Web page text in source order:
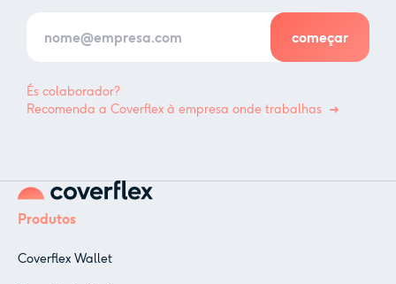
És colaborador?
Recomenda a Coverflex à empresa onde trabalhas
Produtos
Coverflex Wallet